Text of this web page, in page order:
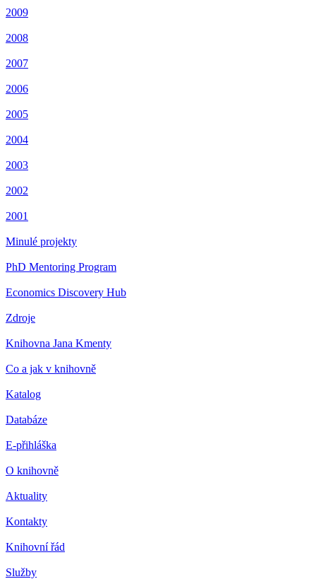
2009
2008
2007
2006
2005
2004
2003
2002
2001
Minulé projekty
PhD Mentoring Program
Economics Discovery Hub
Zdroje
Knihovna Jana Kmenty
Co a jak v knihovně
Katalog
Databáze
E-přihláška
O knihovně
Aktuality
Kontakty
Knihovní řád
Služby